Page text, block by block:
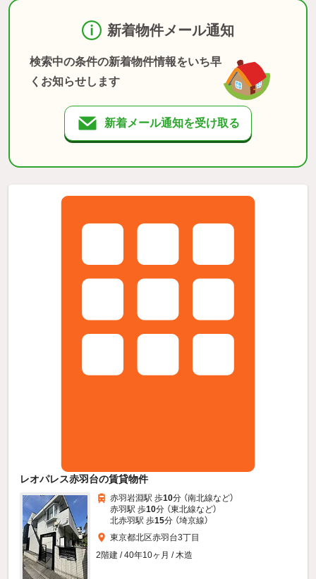
新着物件メール通知
検索中の条件の新着物件情報をいち早
くお知らせします
新着メール通知を受け取る
レオパレス赤羽台の賃貸物件
赤羽岩淵駅 歩10分 （南北線など）
赤羽駅 歩10分 （東北線など）
北赤羽駅 歩15分 （埼京線）
東京都北区赤羽台3丁目
2階建 / 40年10ヶ月 / 木造